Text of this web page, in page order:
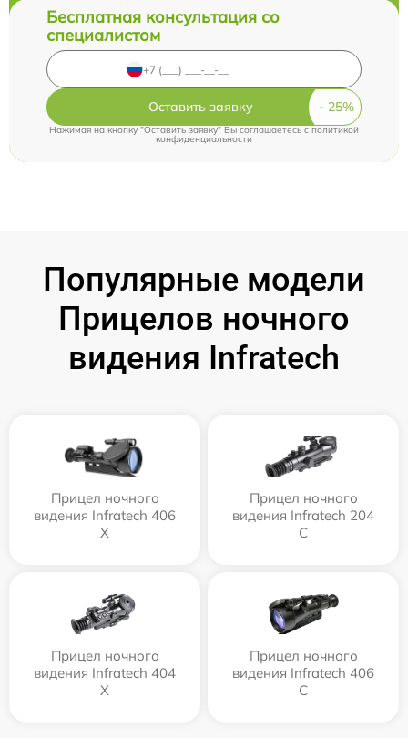
Бесплатная консультация со
специалистом
Оставить заявку
Нажимая на кнопку "Оставить заявку" Вы соглашаетесь cполитикой
конфиденциальности
Популярные модели
Прицелов ночного
видения Infratech
Прицел ночного
видения Infratech 406
Х
Прицел ночного
видения Infratech 204
С
Прицел ночного
видения Infratech 404
Х
Прицел ночного
видения Infratech 406
С